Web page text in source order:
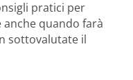
pratici per
quando farà
sottovalutate il